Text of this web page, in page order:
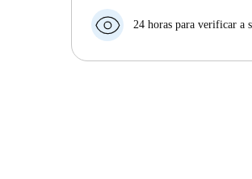
antecedência, nós iremos A)
seu dinheiro na totalidade.
24 horas para verificar a